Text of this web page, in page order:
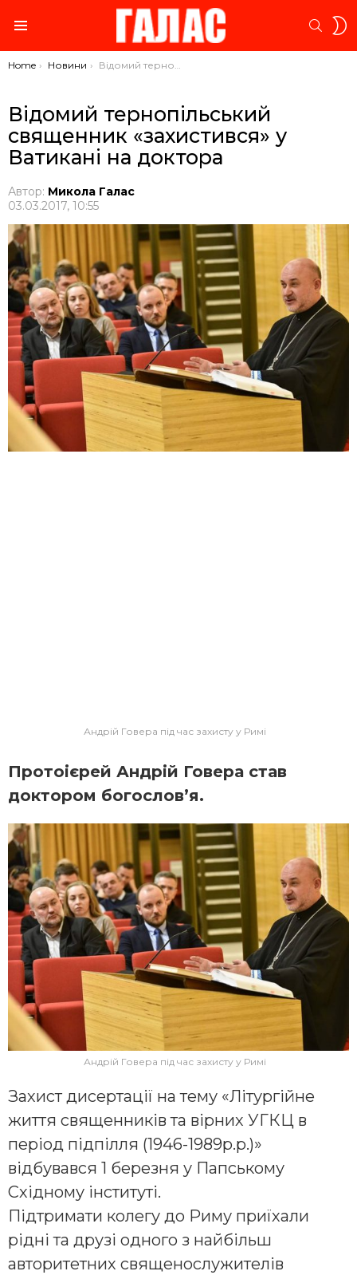
You are here:
Home Новини Відомий тернопільський священник «захистився» у Ватикані на доктора
Відомий тернопільський
священник «захистився» у
Ватикані на доктора
Автор: Микола Галас
03.03.2017, 10:55
Андрій Говера під час захисту у Римі
Протоієрей Андрій Говера став
доктором богослов’я.
Андрій Говера під час захисту у Римі
Захист дисертації на тему «Літургійне
життя священників та вірних УГКЦ в
період підпілля (1946-1989р.р.)»
відбувався 1 березня у Папському
Східному інституті.
Підтримати колегу до Риму приїхали
рідні та друзі одного з найбільш
авторитетних священослужителів